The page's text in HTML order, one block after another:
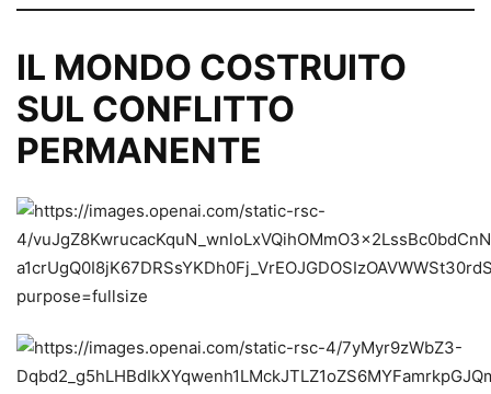
IL MONDO COSTRUITO
SUL CONFLITTO
PERMANENTE